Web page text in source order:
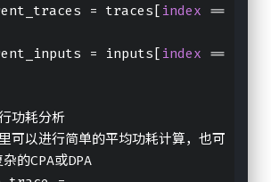
= traces[
index ==
= inputs[
index ==
行功耗分析
的CPA或DPA